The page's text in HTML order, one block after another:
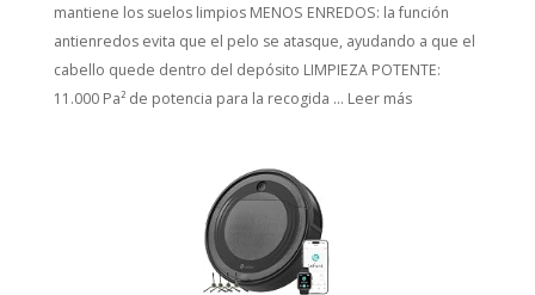
mantiene los suelos limpios MENOS ENREDOS: la función
antienredos evita que el pelo se atasque, ayudando a que el
cabello quede dentro del depósito LIMPIEZA POTENTE:
11.000 Pa² de potencia para la recogida ... Leer más